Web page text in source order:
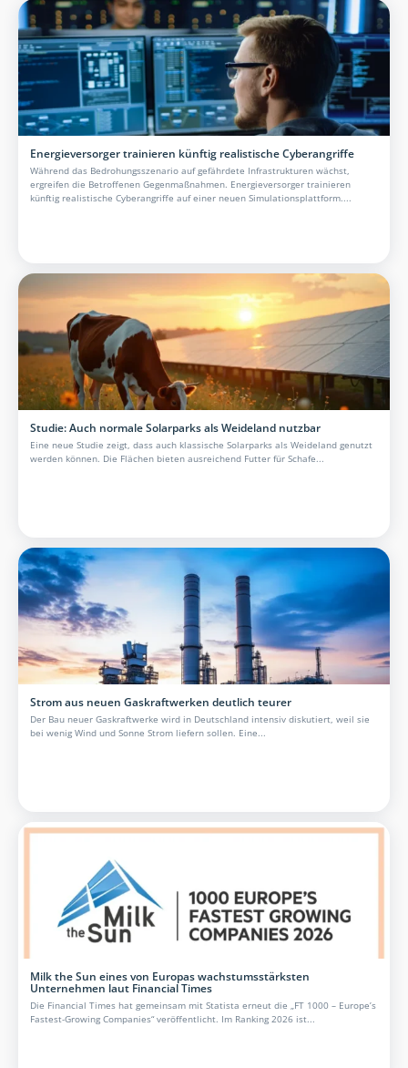
Energieversorger trainieren künftig realistische Cyberangriffe
Während das Bedrohungsszenario auf gefährdete Infrastrukturen wächst,
ergreifen die Betroffenen Gegenmaßnahmen. Energieversorger trainieren
künftig realistische Cyberangriffe auf einer neuen Simulationsplattform....
Studie: Auch normale Solarparks als Weideland nutzbar
Eine neue Studie zeigt, dass auch klassische Solarparks als Weideland genutzt
werden können. Die Flächen bieten ausreichend Futter für Schafe...
Strom aus neuen Gaskraftwerken deutlich teurer
Der Bau neuer Gaskraftwerke wird in Deutschland intensiv diskutiert, weil sie
bei wenig Wind und Sonne Strom liefern sollen. Eine...
Milk the Sun eines von Europas wachstumsstärksten
Unternehmen laut Financial Times
Die Financial Times hat gemeinsam mit Statista erneut die „FT 1000 – Europe’s
Fastest-Growing Companies“ veröffentlicht. Im Ranking 2026 ist...